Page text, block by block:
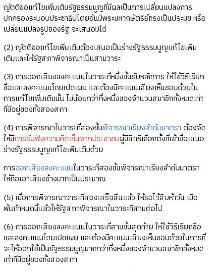
ญัตติขอแก้ไขเพิ่มเติมรัฐธรรมนูญที่มีผลเป็นการเปลี่ยนแปลงการ
ปกครองระบอบประชาธิปไตยอันมีพระมหากษัตริย์ทรงเป็นประมุข หรือ
เปลี่ยนแปลงรูปของรัฐ จะเสนอมิได้
(2) ญัตติขอแก้ไขเพิ่มเติมต้องเสนอเป็นร่างรัฐธรรมนูญแก้ไขเพิ่ม
เติมและให้รัฐสภาพิจารณาเป็นสามวาระ
(3) การออกเสียงลงคะแนนในวาระที่หนึ่งขั้นรับหลักการ ให้ใช้วิธีเรียก
ชื่อและลงคะแนนโดยเปิดเผย และต้องมีคะแนนเสียงเห็นชอบด้วยใน
การแก้ไขเพิ่มเติมนั้น ไม่น้อยกว่ากึ่งหนึ่งของจำนวนสมาชิกทั้งหมดเท่า
ที่มีอยู่ของทั้งสองสภา
(4) การพิจารณาในวาระที่สองขั้นพิจารณาเรียงลำดับมาตรา ต้องจัด
ให้มีการรับฟังความคิดเห็นจากประชาชนผู้มีสิทธิเลือกตั้งที่เข้าชื่อเสนอ
ร่างรัฐธรรมนูญแก้ไขเพิ่มเติมด้วย
การออกเสียงลงคะแนนในวาระที่สองขั้นพิจารณาเรียงลำดับมาตรา
ให้ถือเอาเสียงข้างมากเป็นประมาณ
(5) เมื่อการพิจารณาวาระที่สองเสร็จสิ้นแล้ว ให้รอไว้สิบห้าวัน เมื่อ
พ้นกำหนดนี้แล้วให้รัฐสภาพิจารณาในวาระที่สามต่อไป
(6) การออกเสียงลงคะแนนในวาระที่สามขั้นสุดท้าย ให้ใช้วิธีเรียกชื่อ
และลงคะแนนโดยเปิดเผย และต้องมีคะแนนเสียงเห็นชอบด้วยในการที่
จะให้ออกใช้เป็นรัฐธรรมนูญมากกว่ากึ่งหนึ่งของจำนวนสมาชิกทั้งหมด
เท่าที่มีอยู่ของทั้งสองสภา